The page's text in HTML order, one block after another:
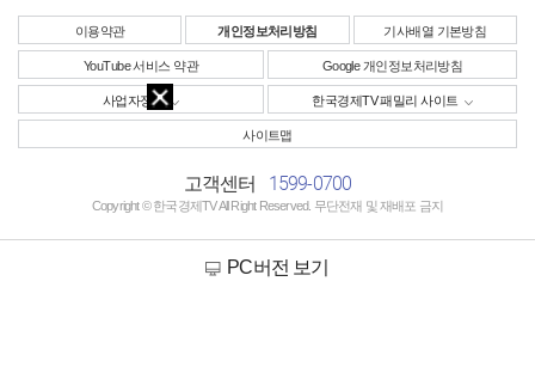
이용약관 개인정보처리방침 기사배열 기본방침
YouTube 서비스 약관 Google 개인정보처리방침
사업자정보 한국경제TV 패밀리 사이트
사이트맵
고객센터 1599-0700
Copyright © 한국경제TV All Right Reserved. 무단전재 및 재배포 금지
PC버전 보기